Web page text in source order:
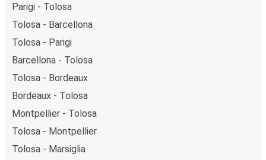
Parigi - Tolosa
Tolosa - Barcellona
Tolosa - Parigi
Barcellona - Tolosa
Tolosa - Bordeaux
Bordeaux - Tolosa
Montpellier - Tolosa
Tolosa - Montpellier
Tolosa - Marsiglia